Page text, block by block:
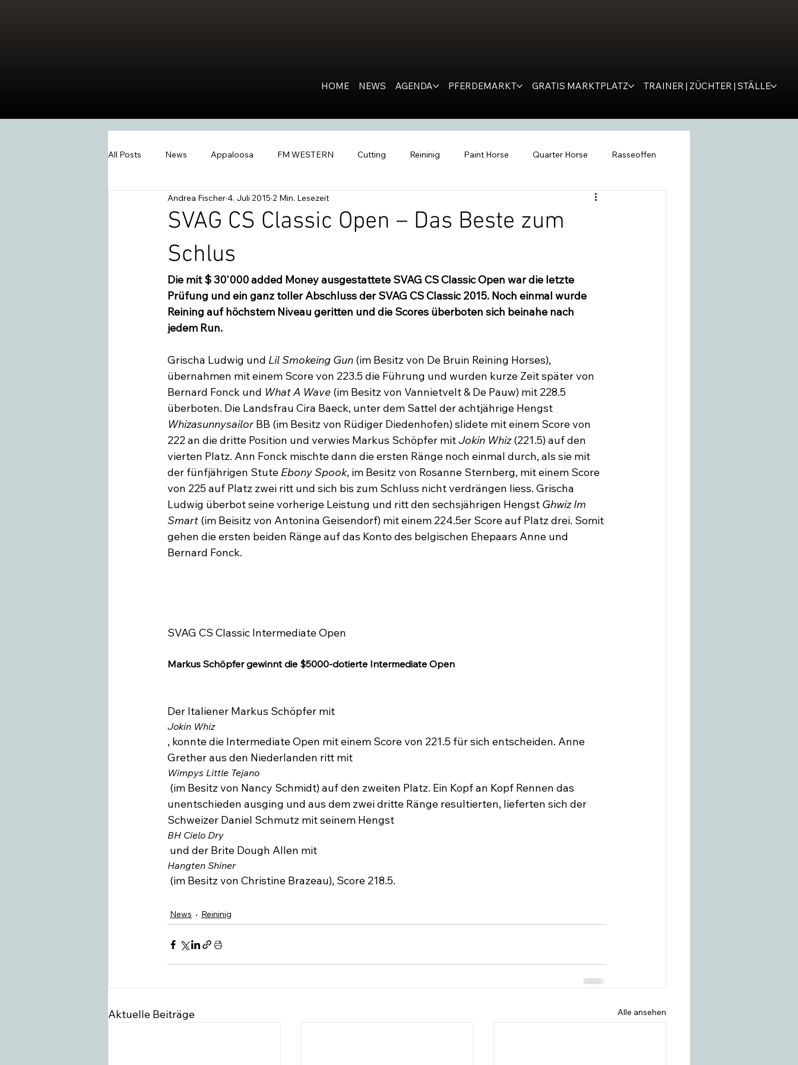
HOME NEWS AGENDA PFERDEMARKT GRATIS MARKTPLATZ TRAINER | ZÜCHTER | STÄLLE
All Posts News Appaloosa FM WESTERN Cutting Reininig Paint Horse Quarter Horse Rasseoffen
Wissen Swiss Western Horse WESTERNER
Extreme Trail
Swiss Equestrian Medieninfo
SVAG CS Classic Open – Das Beste zum
Schlus
Andrea Fischer4. Juli 2015 2 Min. Lesezeit
Die mit $ 30'000 added Money ausgestattete SVAG CS Classic Open war die letzte
Prüfung und ein ganz toller Abschluss der SVAG CS Classic 2015. Noch einmal wurde
Reining auf höchstem Niveau geritten und die Scores überboten sich beinahe nach
jedem Run.
Grischa Ludwig und Lil Smokeing Gun (im Besitz von De Bruin Reining Horses),
übernahmen mit einem Score von 223.5 die Führung und wurden kurze Zeit später von
Bernard Fonck und What A Wave (im Besitz von Vannietvelt & De Pauw) mit 228.5
überboten. Die Landsfrau Cira Baeck, unter dem Sattel der achtjährige Hengst
Whizasunnysailor BB (im Besitz von Rüdiger Diedenhofen) slidete mit einem Score von
222 an die dritte Position und verwies Markus Schöpfer mit Jokin Whiz (221.5) auf den
vierten Platz. Ann Fonck mischte dann die ersten Ränge noch einmal durch, als sie mit
der fünfjährigen Stute Ebony Spook, im Besitz von Rosanne Sternberg, mit einem Score
von 225 auf Platz zwei ritt und sich bis zum Schluss nicht verdrängen liess. Grischa
Ludwig überbot seine vorherige Leistung und ritt den sechsjährigen Hengst Ghwiz Im
Smart (im Beisitz von Antonina Geisendorf) mit einem 224.5er Score auf Platz drei. Somit
gehen die ersten beiden Ränge auf das Konto des belgischen Ehepaars Anne und
Markus Schöpfer gewinnt die $5000-dotierte Intermediate Open
Der Italiener Markus Schöpfer mit
Jokin Whiz
, konnte die Intermediate Open mit einem Score von 221.5 für sich entscheiden. Anne
Grether aus den Niederlanden ritt mit
Wimpys Little Tejano
unentschieden ausging und aus dem zwei dritte Ränge resultierten, lieferten sich der
Schweizer Daniel Schmutz mit seinem Hengst
BH Cielo Dry
und der Brite Dough Allen mit
Hangten Shiner
News Reininig
Aktuelle Beiträge Alle ansehen